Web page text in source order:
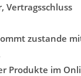
Vertragsschluss
zustande
Produkte im